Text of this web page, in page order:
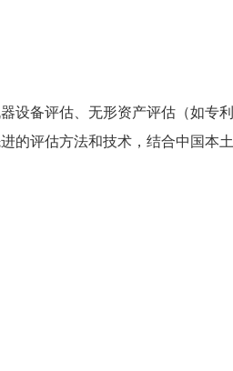
设备评估、无形资产评估（如专利
的评估方法和技术，结合中国本土